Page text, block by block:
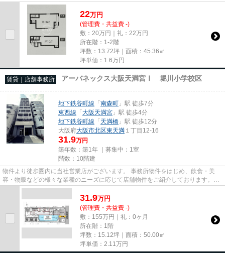
尚、弊社ではおとり広告は一切...
22万円
(管理費・共益費 -)
敷：20万円｜礼：22万円
所在階：1-2階
坪数：13.72坪｜面積：45.36㎡
坪単価： 1.6万円
賃貸｜店舗事務所 アーバネックス大阪天満宮Ⅰ 堀川小学校区
地下鉄谷町線 「南森町 」駅 徒歩7分
東西線 「大阪天満宮 」駅 徒歩4分
地下鉄谷町線 「天満橋 」駅 徒歩12分
大阪府大阪市北区東天満 １丁目12-16
31.9万円
築年数：築1年 ｜募集中： 1室
階数：10階建
物件より徒歩圏内に当社営業店がございます。 事務所物件をはじめ、飲食・美
容・物販などの様々な業種のニーズに応じて店舗物件をご紹介しております。
尚、弊社ではおとり広告は一切...
31.9万円
(管理費・共益費 -)
敷：155万円｜礼：0ヶ月
所在階：1階
坪数：15.12坪｜面積：50.00㎡
坪単価： 2.11 万円